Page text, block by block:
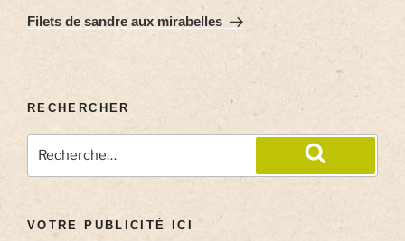
Filets de sandre aux mirabelles
RECHERCHER
VOTRE PUBLICITÉ ICI